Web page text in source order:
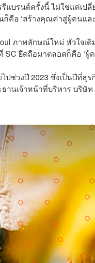
แบรนด์ครั้งนี้ ไม่ใช่แค่เป
คือ ‘สร้างคุณค่าสู่ผู้คนแล
ภาพลักษณ์ใหม่ หัวใจ
SC ยึดถือมาตลอดก็คือ ‘
ช่วงปี 2023 ซึ่งเป็นปีที่ธุ
านเจ้าหน้าที่บริหาร บริษัท